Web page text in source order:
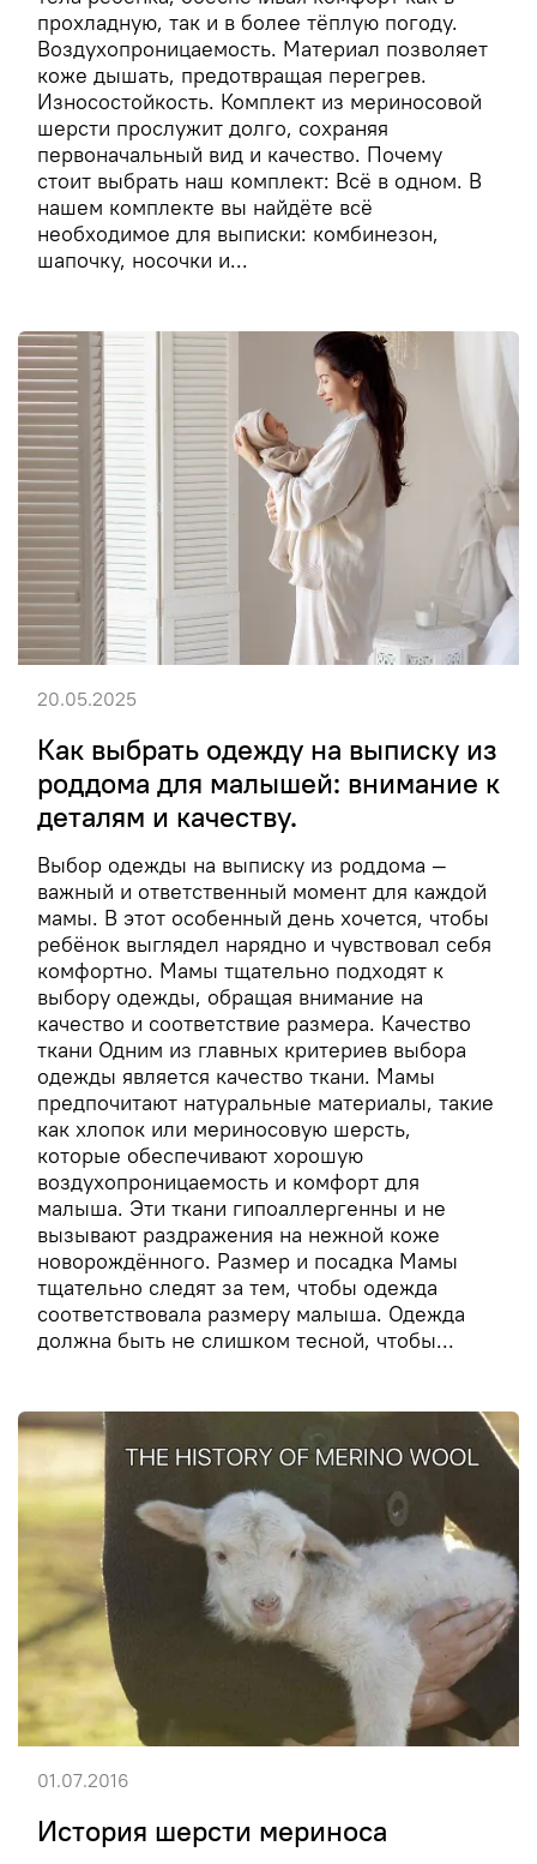
прохладную, так и в более тёплую погоду.
Воздухопроницаемость. Материал позволяет
коже дышать, предотвращая перегрев.
Износостойкость. Комплект из мериносовой
шерсти прослужит долго, сохраняя
первоначальный вид и качество. Почему
стоит выбрать наш комплект: Всё в одном. В
нашем комплекте вы найдёте всё
необходимое для выписки: комбинезон,
шапочку, носочки и...
Как выбрать одежду на выписку из
роддома для малышей: внимание к
деталям и качеству.
Выбор одежды на выписку из роддома —
важный и ответственный момент для каждой
мамы. В этот особенный день хочется, чтобы
ребёнок выглядел нарядно и чувствовал себя
комфортно. Мамы тщательно подходят к
выбору одежды, обращая внимание на
качество и соответствие размера. Качество
ткани Одним из главных критериев выбора
одежды является качество ткани. Мамы
предпочитают натуральные материалы, такие
как хлопок или мериносовую шерсть,
которые обеспечивают хорошую
воздухопроницаемость и комфорт для
малыша. Эти ткани гипоаллергенны и не
вызывают раздражения на нежной коже
новорождённого. Размер и посадка Мамы
тщательно следят за тем, чтобы одежда
соответствовала размеру малыша. Одежда
должна быть не слишком тесной, чтобы...
20.05.2025
История шерсти мериноса
01.07.2016